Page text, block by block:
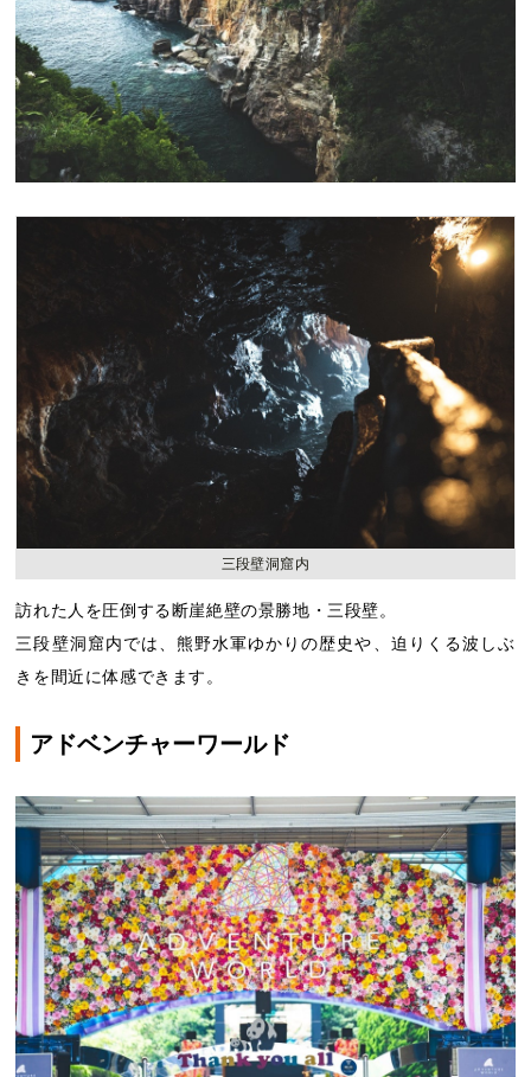
三段壁洞窟内
訪れた人を圧倒する断崖絶壁の景勝地・三段壁。
三段壁洞窟内では、熊野水軍ゆかりの歴史や、迫りくる波しぶ
きを間近に体感できます。
アドベンチャーワールド